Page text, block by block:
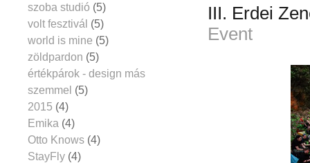
III. Erdei
Event
szoba studió (5)
volt fesztivál (5)
world is mine (5)
zöldpardon (5)
értékpárok - design más
szemmel (5)
2015 (4)
Emika (4)
Otto Knows (4)
StayFly (4)